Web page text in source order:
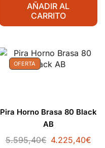
AÑADIR AL
CARRITO
OFERTA
Pira Horno Brasa 80 Black
AB
5.595,40€ 4.225,40€